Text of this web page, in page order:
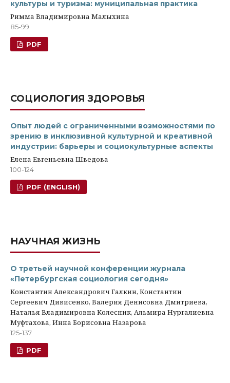
культуры и туризма: муниципальная практика
Римма Владимировна Малыхина
85-99
PDF
СОЦИОЛОГИЯ ЗДОРОВЬЯ
Опыт людей с ограниченными возможностями по
зрению в инклюзивной культурной и креативной
индустрии: барьеры и социокультурные аспекты
Елена Евгеньевна Шведова
100-124
PDF (ENGLISH)
НАУЧНАЯ ЖИЗНЬ
О третьей научной конференции журнала
«Петербургская социология сегодня»
Константин Александрович Галкин, Константин
Сергеевич Дивисенко, Валерия Денисовна Дмитриева,
Наталья Владимировна Колесник, Альмира Нургалиевна
Муфтахова, Инна Борисовна Назарова
125-137
PDF